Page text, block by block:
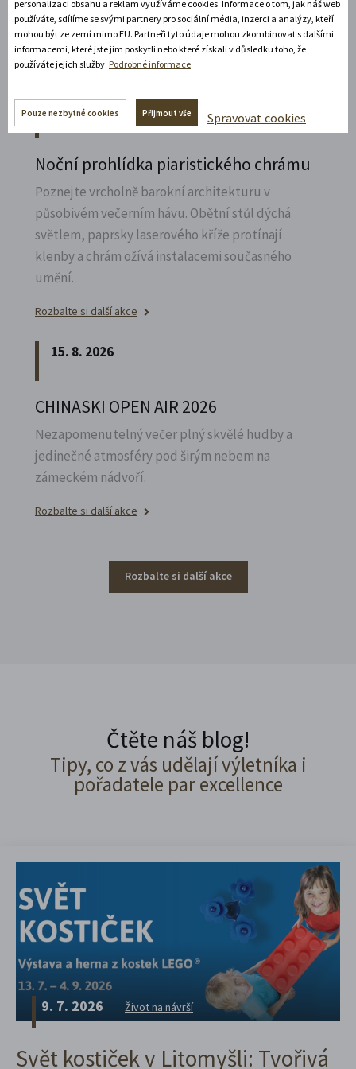
Zábavné představení plné hereckých hvězd na
zámecké open-air scéně v Litomyšli.
Rozbalte si další akce
14. 8. 2026
Noční prohlídka piaristického chrámu
Poznejte vrcholně barokní architekturu v
působivém večerním hávu. Obětní stůl dýchá
světlem, paprsky laserového kříže protínají
klenby a chrám ožívá instalacemi současného
umění.
Rozbalte si další akce
15. 8. 2026
CHINASKI OPEN AIR 2026
Nezapomenutelný večer plný skvělé hudby a
jedinečné atmosféry pod širým nebem na
zámeckém nádvoří.
Rozbalte si další akce
Rozbalte si další akce
Čtěte náš blog!
Tipy, co z vás udělají výletníka i
pořadatele par excellence
9. 7. 2026 Život na návrší
Svět kostiček v Litomyšli: Tvořivá
personalizaci obsahu a reklam využíváme cookies. Informace o tom, jak náš web
používáte, sdílíme se svými partnery pro sociální média, inzerci a analýzy, kteří
mohou být ze zemí mimo EU. Partneři tyto údaje mohou zkombinovat s dalšími
informacemi, které jste jim poskytli nebo které získali v důsledku toho, že
používáte jejich služby. Podrobné informace
Pouze nezbytné cookies Přijmout vše Spravovat cookies